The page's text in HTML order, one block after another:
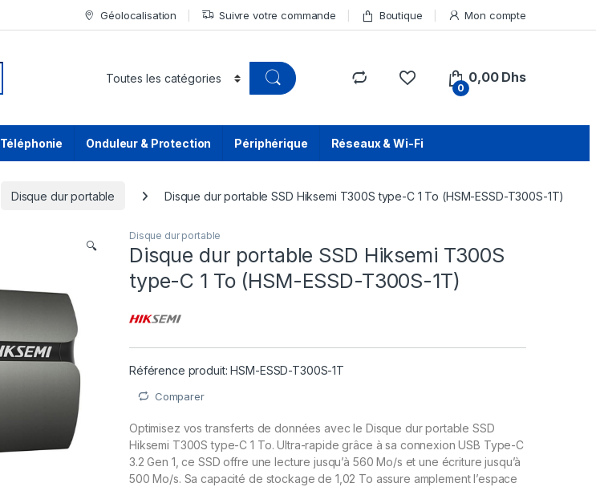
Géolocalisation Suivre votre commande Boutique Mon compte
0
0,00 Dhs
Téléphonie Onduleur & Protection Périphérique Réseaux & Wi-Fi
Disque dur portable Disque dur portable SSD Hiksemi T300S type-C 1 To (HSM-ESSD-T300S-1T)
🔍
Disque dur portable
Disque dur portable SSD Hiksemi T300S
type-C 1 To (HSM-ESSD-T300S-1T)
Référence produit: HSM-ESSD-T300S-1T
Comparer
Optimisez vos transferts de données avec le Disque dur portable SSD
Hiksemi T300S type-C 1 To. Ultra-rapide grâce à sa connexion USB Type-C
3.2 Gen 1, ce SSD offre une lecture jusqu’à 560 Mo/s et une écriture jusqu’à
500 Mo/s. Sa capacité de stockage de 1,02 To assure amplement l’espace